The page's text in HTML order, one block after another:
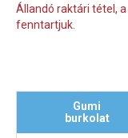
Állandó raktári tétel,
fenntartjuk.
Gumi
burkolat